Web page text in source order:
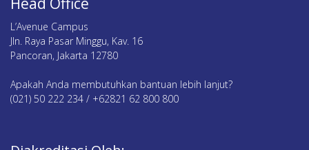
L’Avenue Campus
Jln. Raya Pasar Minggu, Kav. 16
Pancoran, Jakarta 12780
Apakah Anda membutuhkan bantuan lebih lanjut?
(021) 50 222 234 / +62821 62 800 800